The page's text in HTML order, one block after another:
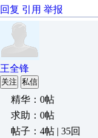
回复 引用 举报
王全锋
关注 私信
精华：0帖
求助：0帖
帖子：4帖 | 35回